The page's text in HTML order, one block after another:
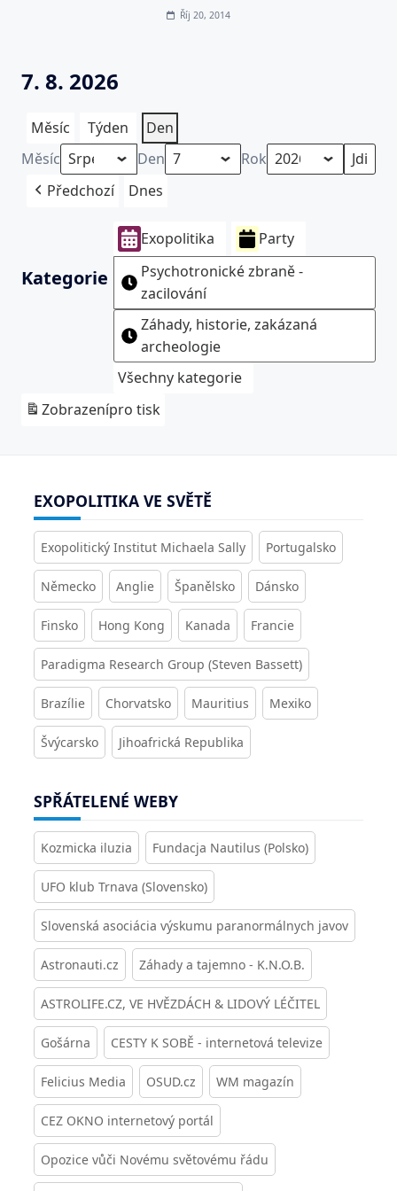
Říj 20, 2014
7. 8. 2026
Měsíc Týden
Den
Měsíc
Den
Rok
Předchozí
Dnes
Kategorie
Exopolitika
Party
Psychotronické zbraně -
zacilování
Záhady, historie, zakázaná
archeologie
Všechny kategorie
Zobrazenípro tisk
EXOPOLITIKA VE SVĚTĚ
Exopolitický Institut Michaela Sally Portugalsko
Německo Anglie Španělsko Dánsko
Finsko Hong Kong Kanada Francie
Paradigma Research Group (Steven Bassett)
Brazílie Chorvatsko Mauritius Mexiko
Švýcarsko Jihoafrická Republika
SPŘÁTELENÉ WEBY
Kozmicka iluzia Fundacja Nautilus (Polsko)
UFO klub Trnava (Slovensko)
Slovenská asociácia výskumu paranormálnych javov
Astronauti.cz Záhady a tajemno - K.N.O.B.
ASTROLIFE.CZ, VE HVĚZDÁCH & LIDOVÝ LÉČITEL
Gošárna CESTY K SOBĚ - internetová televize
Felicius Media OSUD.cz WM magazín
CEZ OKNO internetový portál
Opozice vůči Novému světovému řádu